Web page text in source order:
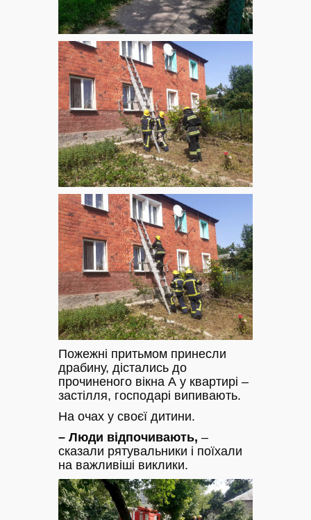
Пожежні притьмом принесли
драбину, дістались до
прочиненого вікна А у квартирі –
застілля, господарі випивають.
На очах у своєї дитини.
– Люди відпочивають, –
сказали рятувальники і поїхали
на важливіші виклики.